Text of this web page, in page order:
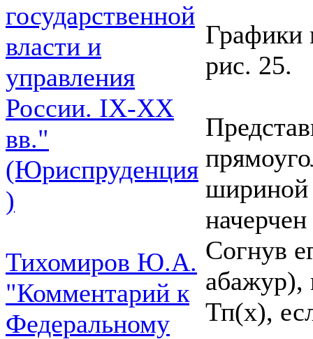
государственной
власти и
управления
России. IХ-ХХ
вв."
(Юриспруденция
)
Тихомиров Ю.А.
"Комментарий к
Федеральному
Графики
рис. 25.
шириной
Согнув
абажур),
Тп(х),